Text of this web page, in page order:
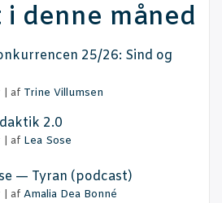
denne måned
25/26: Sind og
af Trine Villumsen
2.0
af Lea Sose
— Tyran (podcast)
af Amalia Dea Bonné